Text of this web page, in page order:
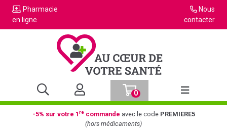
Pharmacie
en ligne
Nous
contacter
0
Afficher la
-5% sur votre 1recommande avec le code PREMIERE5
(hors médicaments)